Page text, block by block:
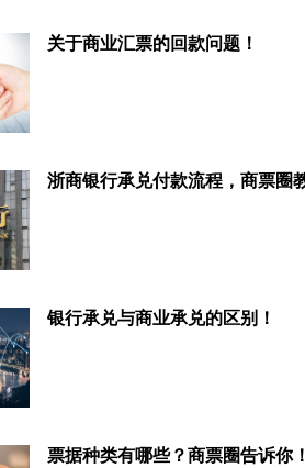
关于商业汇票的回款问题！
银行承兑与商业承兑的区别！
票据种类有哪些？商票圈告诉你！